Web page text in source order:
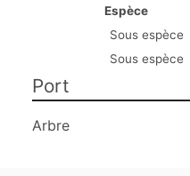
Espèce
Sous espèce
Sous espèce
Port
Arbre